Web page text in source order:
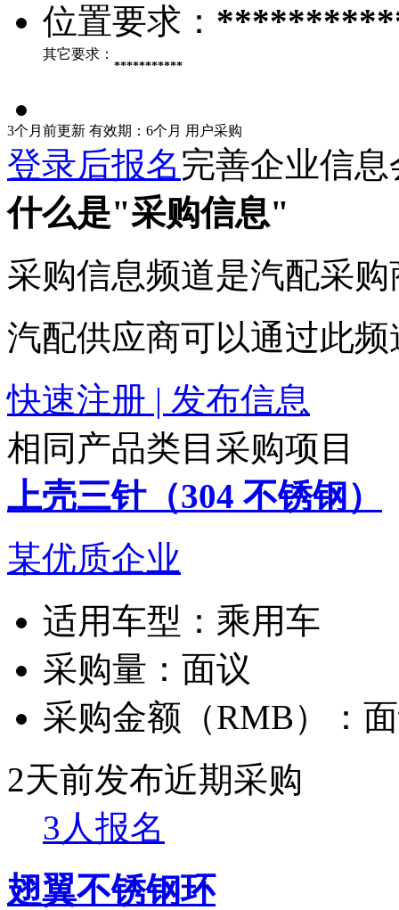
位置要求：
其它要求：
***********
3个月前更新 有效期：6个月 用户采购
登录后报名完善企业信
什么是"采购信息"
采购信息频道是汽配采
汽配供应商可以通过此
快速注册 | 发布信息
相同产品类目采购项目
上壳三针（304 不锈钢）
某优质企业
适用车型： 乘用车
采购量： 面议
采购金额（RMB）：
2天前发布近期采购
3人报名
翅翼不锈钢环